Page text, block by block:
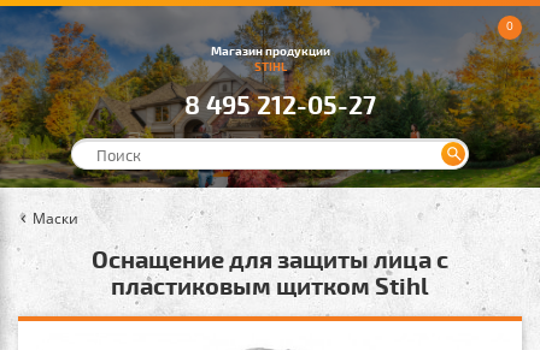
Магазин продукции
STIHL
8 495 212-05-27
0
Маски
Оснащение для защиты лица с
пластиковым щитком Stihl